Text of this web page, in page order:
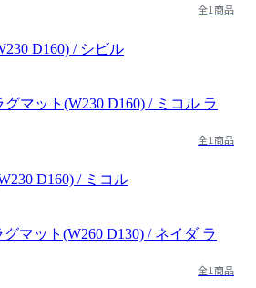
全1商品
D160) / シビル
全1商品
D160) / ミコル
全1商品